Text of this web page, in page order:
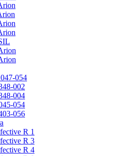
054
002
004
054
056
R 1
R 3
R 4